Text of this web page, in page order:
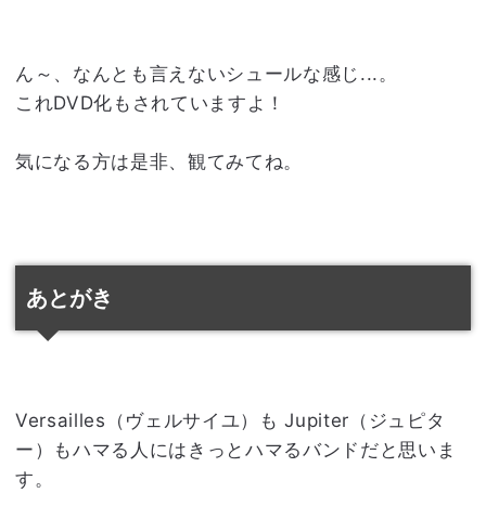
ん～、なんとも言えないシュールな感じ...。
これDVD化もされていますよ！
気になる方は是非、観てみてね。
あとがき
Versailles（ヴェルサイユ）も Jupiter（ジュピタ
ー）もハマる人にはきっとハマるバンドだと思いま
す。